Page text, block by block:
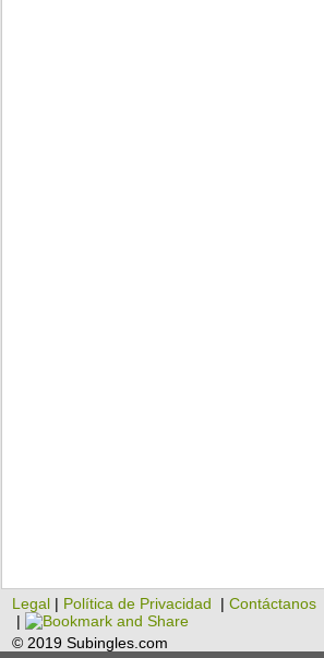
Legal | Política de Privacidad |Contáctanos
|
© 2019 Subingles.com